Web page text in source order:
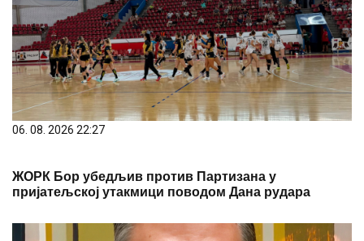
06. 08. 2026 22:27
ЖОРК Бор убедљив против Партизана у
пријатељској утакмици поводом Дана рудара